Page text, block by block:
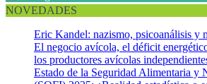
NOVEDADES
Eric Kandel: nazismo, psicoanálisis y
El negocio avícola, el déficit
los productores avícolas
Estado de la Seguridad Alimentaria y